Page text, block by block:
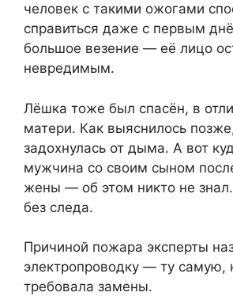
человек с такими ожогами
справиться даже с первым
большое везение — её лицо
невредимым.
Лёшка тоже был спасён, в
матери. Как выяснилось
задохнулась от дыма. А вот
мужчина со своим сыном
жены — об этом никто не
без следа.
Причиной пожара эксперты
электропроводку — ту самую,
требовала замены.